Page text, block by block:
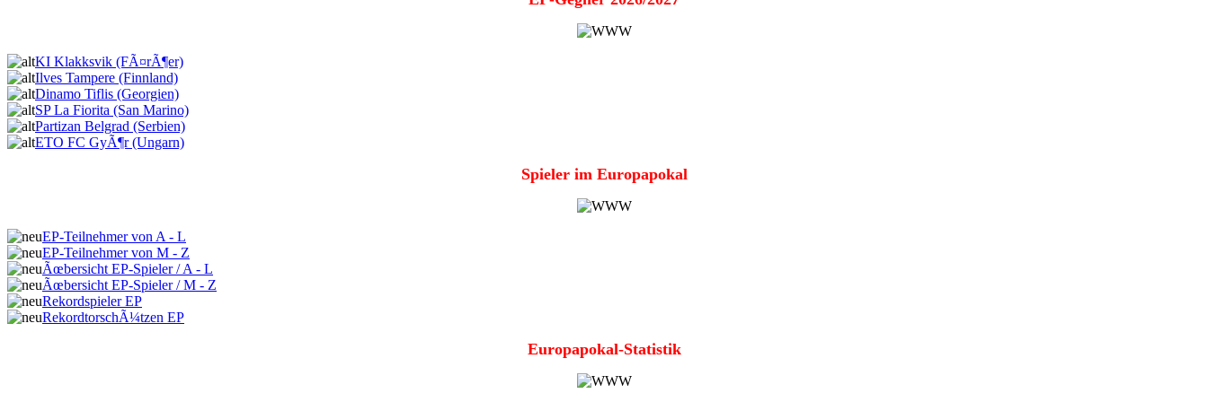
KI Klakksvik (FÃ¤rÃ¶er)
Ilves Tampere (Finnland)
Dinamo Tiflis (Georgien)
SP La Fiorita (San Marino)
Partizan Belgrad (Serbien)
ETO FC GyÃ¶r (Ungarn)
Spieler im Europapokal
EP-Teilnehmer von A - L
EP-Teilnehmer von M - Z
Ãœbersicht EP-Spieler / A - L
Ãœbersicht EP-Spieler / M - Z
Rekordspieler EP
RekordtorschÃ¼tzen EP
Europapokal-Statistik